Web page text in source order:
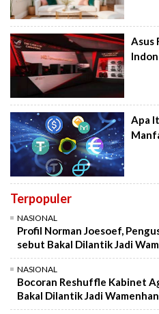
Asus
Apa
Terpopuler
NASIONAL
Profil Norman Joesoef,
sebut Bakal Dilantik Jadi
NASIONAL
Bocoran Reshuffle Kabinet
Bakal Dilantik Jadi Wamenhan